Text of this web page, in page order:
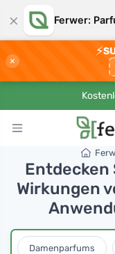
× Ferwer:
×
⚡
Entdecken
Wirkungen
Damenparfums